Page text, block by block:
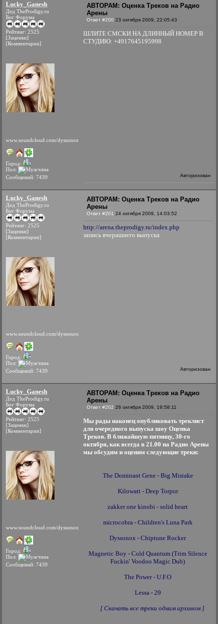
Lucky_Ganesh
Дед TheProdigy.ru
Бог Форума
Рейтинг: 2525
[Заценки]
[Комментарии]
www.soundcloud.com/dyssonox
Город:
Пол:
Сообщений: 7439
АВТОРАМ: Оценка Треков на Радио
Арены
Ответ #200 23 октября 2009, 22:05:43
ШЛИТЕ СМСКИ НА ДЛИННЫЙ НОМЕР В
СТУДИЮ: +4917645195998
Авторизован
Lucky_Ganesh
Дед TheProdigy.ru
Бог Форума
Рейтинг: 2525
[Заценки]
[Комментарии]
www.soundcloud.com/dyssonox
Город:
Пол:
Сообщений: 7439
АВТОРАМ: Оценка Треков на Радио
Арены
Ответ #201 24 октября 2009, 14:03:52
http://arena.theprodigy.ru/index.php
запись вчерашнего выпуска
Авторизован
Lucky_Ganesh
Дед TheProdigy.ru
Бог Форума
Рейтинг: 2525
[Заценки]
[Комментарии]
www.soundcloud.com/dyssonox
Город:
Пол:
Сообщений: 7439
АВТОРАМ: Оценка Треков на Радио
Арены
Ответ #202 26 октября 2009, 19:58:11
Мы рады наконец опубликовать треклист
для очередного выпуска шоу Оценка
Треков. В ближайшую пятницу, 30-го
октября, как всегда в 21.00 на Радио Арены
мы обсудим и оценим следующие треки:
The Dominant Gene - Big Mistake
Kilowatt - Deep Torpor
zakker one kinobi - solid heart
microcobra - Children's Luna Park
Dyssonox - Chiptune Rocker
Magnetic Boy - Cold Quantum (Trim Silence
Fuckin' Voodoo Magic Dub)
The Power - U.F.O
Lessa - 29
[ Скачать все треки одним архивом ]